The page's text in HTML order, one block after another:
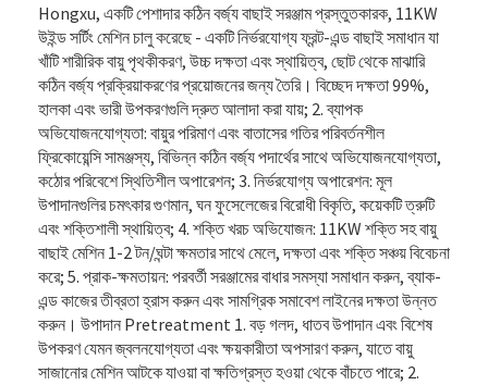
Hongxu, একটি পেশাদার কঠিন বর্জ্য বাছাই সরঞ্জাম প্রস্তুতকারক, 11KW
উইন্ড সর্টিং মেশিন চালু করেছে - একটি নির্ভরযোগ্য ফ্রন্ট-এন্ড বাছাই সমাধান যা
খাঁটি শারীরিক বায়ু পৃথকীকরণ, উচ্চ দক্ষতা এবং স্থায়িত্ব, ছোট থেকে মাঝারি
কঠিন বর্জ্য প্রক্রিয়াকরণের প্রয়োজনের জন্য তৈরি। বিচ্ছেদ দক্ষতা 99%,
হালকা এবং ভারী উপকরণগুলি দ্রুত আলাদা করা যায়; 2. ব্যাপক
অভিযোজনযোগ্যতা: বায়ুর পরিমাণ এবং বাতাসের গতির পরিবর্তনশীল
ফ্রিকোয়েন্সি সামঞ্জস্য, বিভিন্ন কঠিন বর্জ্য পদার্থের সাথে অভিযোজনযোগ্যতা,
কঠোর পরিবেশে স্থিতিশীল অপারেশন; 3. নির্ভরযোগ্য অপারেশন: মূল
উপাদানগুলির চমৎকার গুণমান, ঘন ফুসেলেজের বিরোধী বিকৃতি, কয়েকটি ত্রুটি
এবং শক্তিশালী স্থায়িত্ব; 4. শক্তি খরচ অভিযোজন: 11KW শক্তি সহ বায়ু
বাছাই মেশিন 1-2 টন/ঘন্টা ক্ষমতার সাথে মেলে, দক্ষতা এবং শক্তি সঞ্চয় বিবেচনা
করে; 5. প্রাক-ক্ষমতায়ন: পরবর্তী সরঞ্জামের বাধার সমস্যা সমাধান করুন, ব্যাক-
এন্ড কাজের তীব্রতা হ্রাস করুন এবং সামগ্রিক সমাবেশ লাইনের দক্ষতা উন্নত
করুন। উপাদান Pretreatment 1. বড় গলদ, ধাতব উপাদান এবং বিশেষ
উপকরণ যেমন জ্বলনযোগ্যতা এবং ক্ষয়কারীতা অপসারণ করুন, যাতে বায়ু
সাজানোর মেশিন আটকে যাওয়া বা ক্ষতিগ্রস্ত হওয়া থেকে বাঁচতে পারে; 2.